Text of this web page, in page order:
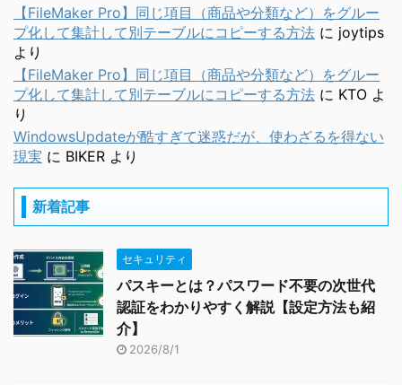
【FileMaker Pro】同じ項目（商品や分類など）をグルー
プ化して集計して別テーブルにコピーする方法 に joytips
より
【FileMaker Pro】同じ項目（商品や分類など）をグルー
プ化して集計して別テーブルにコピーする方法 に KTO よ
り
WindowsUpdateが酷すぎて迷惑だが、使わざるを得ない
現実 に BIKER より
新着記事
セキュリティ
パスキーとは？パスワード不要の次世代
認証をわかりやすく解説【設定方法も紹
介】
2026/8/1